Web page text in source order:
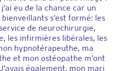
eu de la chance car un
s’est formé: les
de neurochirurgie,
les infirmières libérales, les
hypnotérapeuthe, ma
et mon ostéopathe m’ont
également, mon mari